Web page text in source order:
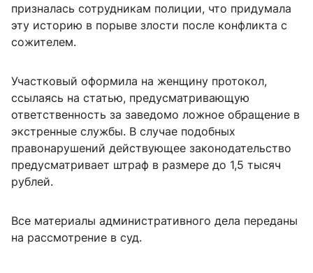
призналась сотрудникам полиции, что придумала
эту историю в порыве злости после конфликта с
сожителем.
Участковый оформила на женщину протокол,
ссылаясь на статью, предусматривающую
ответственность за заведомо ложное обращение в
экстренные службы. В случае подобных
правонарушений действующее законодательство
предусматривает штраф в размере до 1,5 тысяч
рублей.
Все материалы административного дела переданы
на рассмотрение в суд.